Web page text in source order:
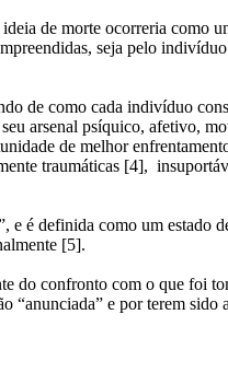
de morte ocorreria como
seja pelo
de como cada indivíduo
arsenal psíquico, afetivo,
de melhor
traumáticas [4],
é definida como um estado
[5].
do confronto com o que foi
“anunciada” e por terem